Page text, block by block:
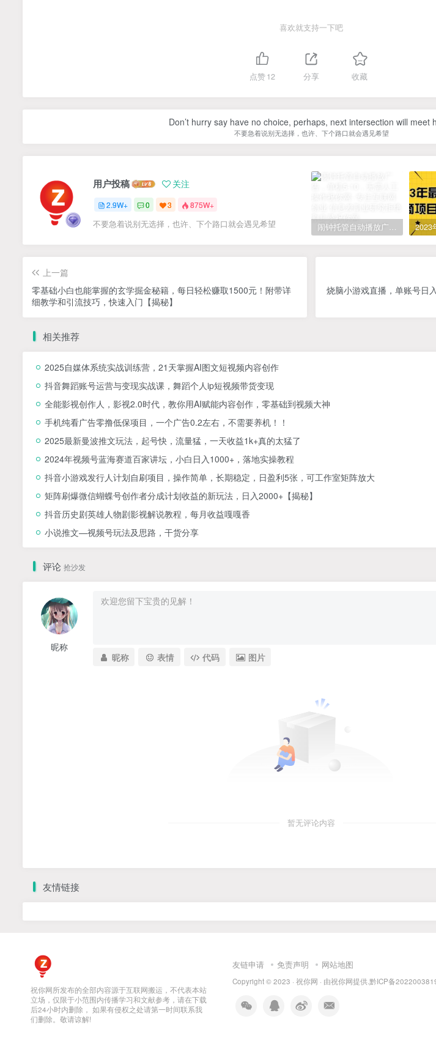
喜欢就支持一下吧
点赞12 分享 收藏
Don’t hurry say have no choice, perhaps, next intersection will meet
不要急着说别无选择，也许、下个路口就会遇见希望
用户投稿 关注
2.9W+ 0 3 875W+
不要急着说别无选择，也许、下个路口就会遇见希望 闹钟托管自动播放广告，单机5-10，无需人工操作
上一篇
零基础小白也能掌握的玄学掘金秘籍，每日轻松赚取1500元！附带详
细教学和引流技巧，快速入门【揭秘】
烧脑小游戏直播，单账号日
相关推荐
2025自媒体系统实战训练营，21天掌握AI图文短视频内容创作
抖音舞蹈账号运营与变现实战课，舞蹈个人ip短视频带货变现
全能影视创作人，影视2.0时代，教你用AI赋能内容创作，​零基础到视频大神
手机纯看广告零撸低保项目，一个广告0.2左右，不需要养机！！
2025最新曼波推文玩法，起号快，流量猛，一天收益1k+真的太猛了
2024年视频号蓝海赛道百家讲坛，小白日入1000+，落地实操教程
抖音小游戏发行人计划自刷项目，操作简单，长期稳定，日盈利5张，可工作室矩阵放大
矩阵刷爆微信蝴蝶号创作者分成计划收益的新玩法，日入2000+【揭秘】
抖音历史剧英雄人物剧影视解说教程，每月收益嘎嘎香
小说推文—视频号玩法及思路，干货分享
评论 抢沙发
昵称
昵称 表情 代码 图片
暂无评论内容
友情链接
祝你网所发布的全部内容源于互联网搬运，不代表本站
立场，仅限于小范围内传播学习和文献参考，请在下载
后24小时内删除， 如果有侵权之处请第一时间联系我
们删除。敬请谅解!
友链申请 免责声明 网站地图
Copyright © 2023 · 祝你网 · 由祝你网提供.黔ICP备